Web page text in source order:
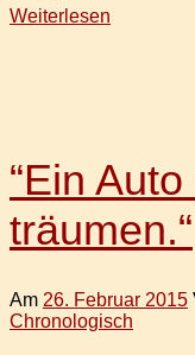
Weiterlesen
“Ein
träumen.“
Am 26. Februar 2015
Chronologisch